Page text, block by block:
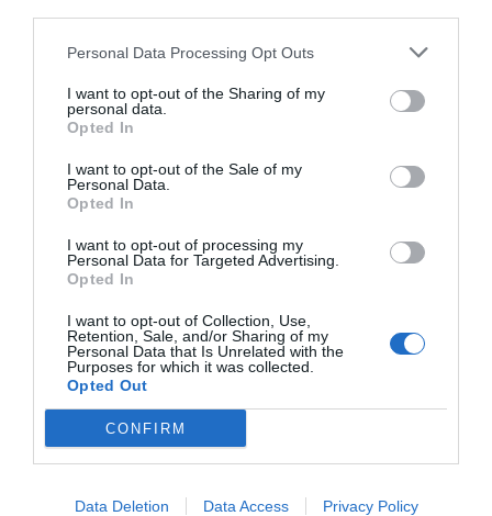
Personal Data Processing Opt Outs
I want to opt-out of the Sharing of my
personal data.
Opted In
I want to opt-out of the Sale of my
Personal Data.
Opted In
I want to opt-out of processing my
Personal Data for Targeted Advertising.
Opted In
I want to opt-out of Collection, Use,
Retention, Sale, and/or Sharing of my
Personal Data that Is Unrelated with the
Purposes for which it was collected.
Opted Out
CONFIRM
Data Deletion Data Access Privacy Policy